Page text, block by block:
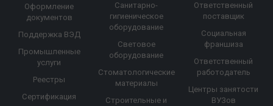
Оформление
документов
Поддержка ВЭД
Промышленные
услуги
Реестры
Сертификация
Санитарно-
гигиеническое
оборудование
Световое
оборудование
Стоматологические
материалы
Строительные и
Ответственный
поставщик
Социальная
франшиза
Ответственный
работодатель
Центры занятости
ВУЗов